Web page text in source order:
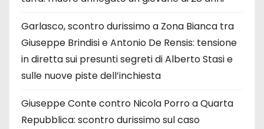
Garlasco, scontro durissimo a Zona Bianca tra
Giuseppe Brindisi e Antonio De Rensis: tensione
in diretta sui presunti segreti di Alberto Stasi e
sulle nuove piste dell’inchiesta
Giuseppe Conte contro Nicola Porro a Quarta
Repubblica: scontro durissimo sul caso